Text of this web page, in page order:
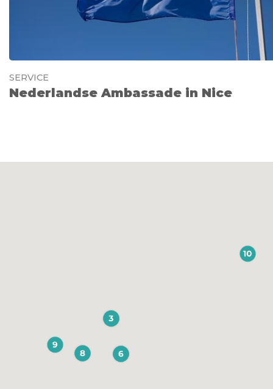
SERVICE
Nederlandse Ambassade in Nice